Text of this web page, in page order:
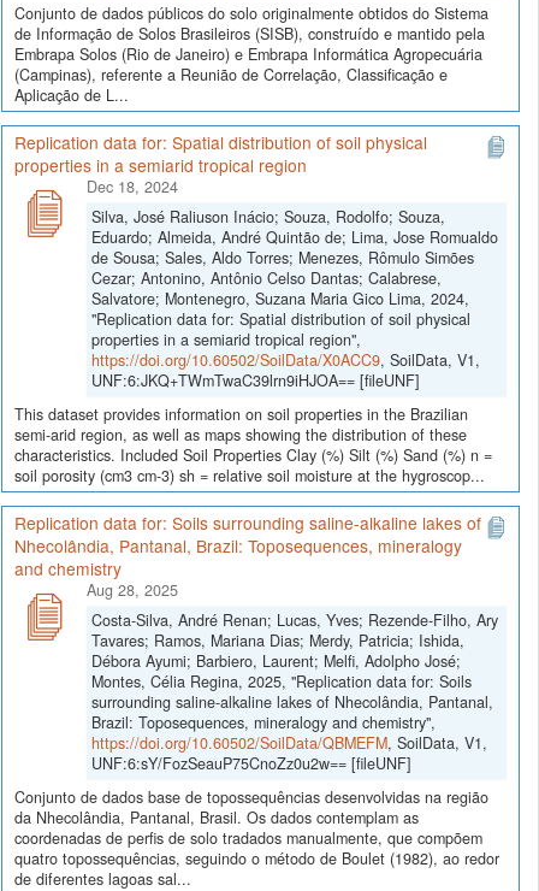
Conjunto de dados públicos do solo originalmente obtidos do Sistema
de Informação de Solos Brasileiros (SISB), construído e mantido pela
Embrapa Solos (Rio de Janeiro) e Embrapa Informática Agropecuária
(Campinas), referente a Reunião de Correlação, Classificação e
Aplicação de L...
Replication data for: Spatial distribution of soil physical
properties in a semiarid tropical region
Dec 18, 2024
Silva, José Raliuson Inácio; Souza, Rodolfo; Souza,
Eduardo; Almeida, André Quintão de; Lima, Jose Romualdo
de Sousa; Sales, Aldo Torres; Menezes, Rômulo Simões
Cezar; Antonino, Antônio Celso Dantas; Calabrese,
Salvatore; Montenegro, Suzana Maria Gico Lima, 2024,
"Replication data for: Spatial distribution of soil physical
properties in a semiarid tropical region",
https://doi.org/10.60502/SoilData/X0ACC9, SoilData, V1,
UNF:6:JKQ+TWmTwaC39lrn9iHJOA== [fileUNF]
This dataset provides information on soil properties in the Brazilian
semi-arid region, as well as maps showing the distribution of these
characteristics. Included Soil Properties Clay (%) Silt (%) Sand (%) n =
soil porosity (cm3 cm-3) sh = relative soil moisture at the hygroscop...
Replication data for: Soils surrounding saline-alkaline lakes of
Nhecolândia, Pantanal, Brazil: Toposequences, mineralogy
and chemistry
Aug 28, 2025
Costa-Silva, André Renan; Lucas, Yves; Rezende-Filho, Ary
Tavares; Ramos, Mariana Dias; Merdy, Patricia; Ishida,
Débora Ayumi; Barbiero, Laurent; Melfi, Adolpho José;
Montes, Célia Regina, 2025, "Replication data for: Soils
surrounding saline-alkaline lakes of Nhecolândia, Pantanal,
Brazil: Toposequences, mineralogy and chemistry",
https://doi.org/10.60502/SoilData/QBMEFM, SoilData, V1,
UNF:6:sY/FozSeauP75CnoZz0u2w== [fileUNF]
Conjunto de dados base de topossequências desenvolvidas na região
da Nhecolândia, Pantanal, Brasil. Os dados contemplam as
coordenadas de perfis de solo tradados manualmente, que compõem
quatro topossequências, seguindo o método de Boulet (1982), ao redor
de diferentes lagoas sal...